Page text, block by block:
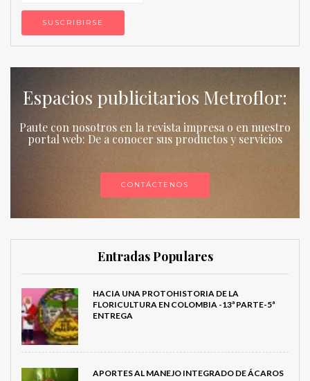
Espacios publicitarios Metroflor:
Paute con nosotros en la revista impresa o en nuestro
portal web: De a conocer sus productos y servicios
CONTÁCTENOS
Entradas Populares
HACIA UNA PROTOHISTORIA DE LA
FLORICULTURA EN COLOMBIA -13ª PARTE-5ª
ENTREGA
APORTES AL MANEJO INTEGRADO DE ÁCAROS